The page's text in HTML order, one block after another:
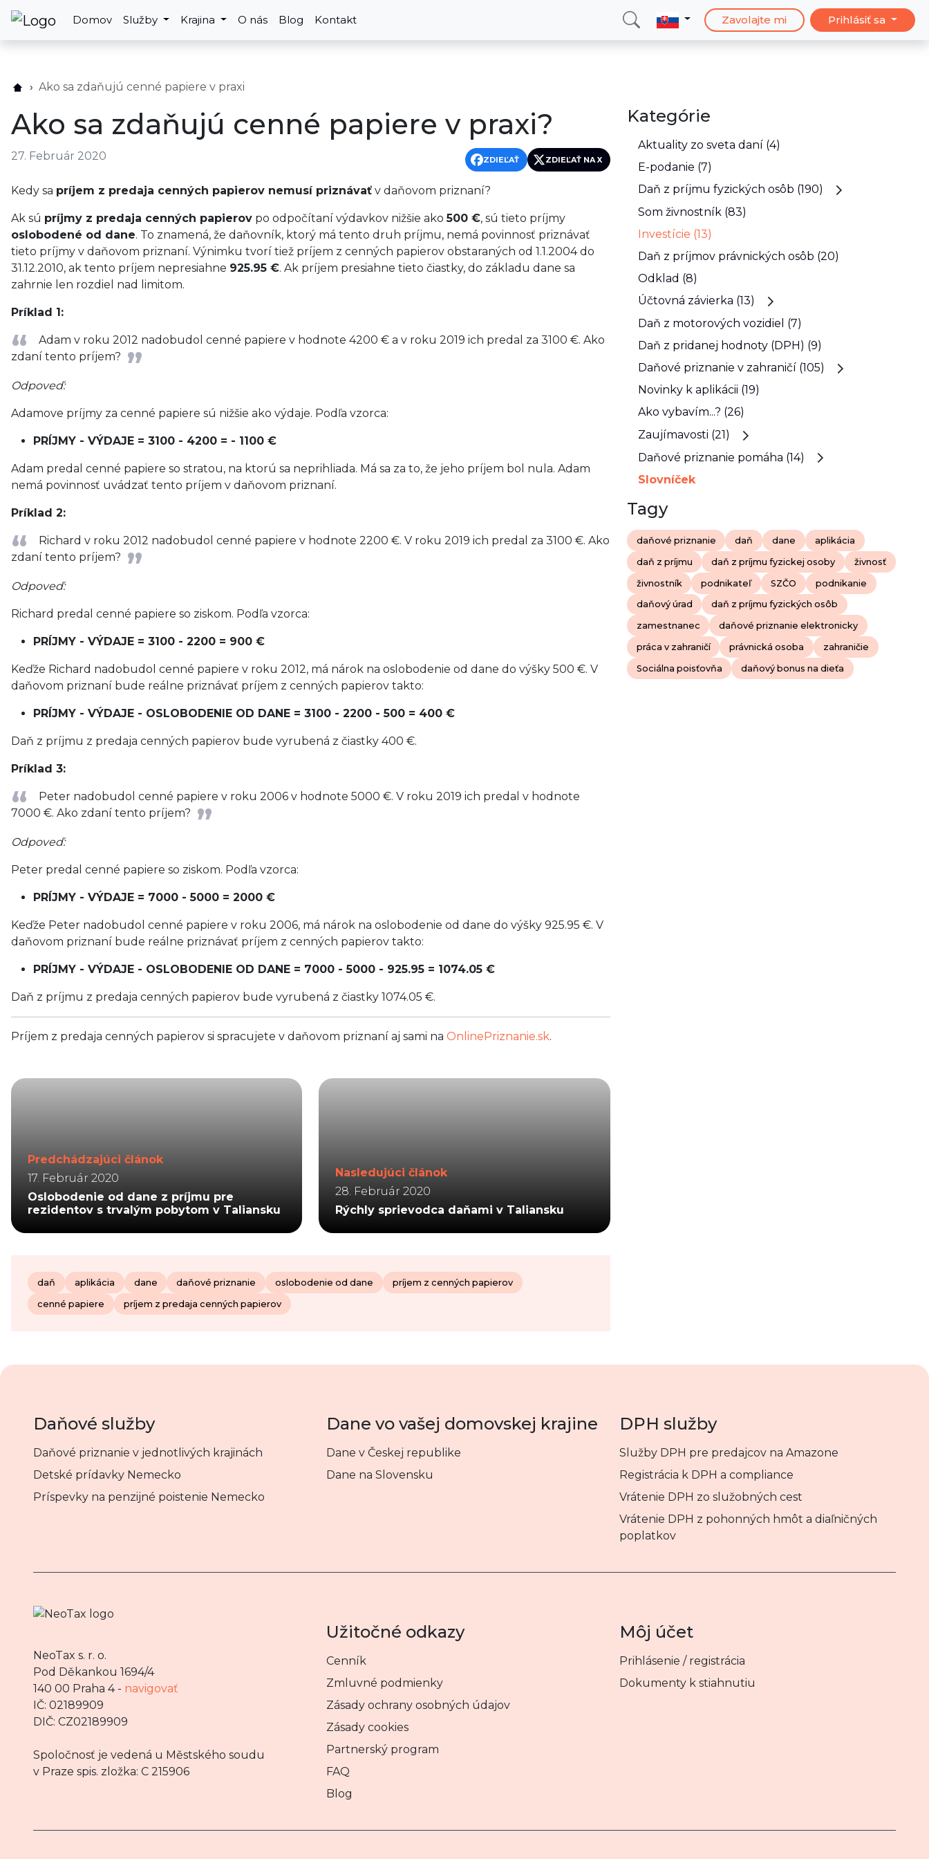
Domov Služby Krajina O nás Blog Kontakt Zavolajte mi Prihlásiť sa
Ako sa zdaňujú cenné papiere v praxi
Ako sa zdaňujú cenné papiere v praxi?
27. Február 2020 ZDIEĽAŤ ZDIEĽAŤ NA X
Kedy sa príjem z predaja cenných papierov nemusí priznávať v daňovom priznaní?
Ak sú príjmy z predaja cenných papierov po odpočítaní výdavkov nižšie ako500 €, sú tieto príjmy
oslobodené od dane. To znamená, že daňovník, ktorý má tento druh príjmu, nemá povinnosť priznávať
tieto príjmy v daňovom priznaní. Výnimku tvorí tiež príjem z cenných papierov obstaraných od 1.1.2004 do
31.12.2010, ak tento príjem nepresiahne 925.95 €. Ak príjem presiahne tieto čiastky, do základu dane sa
zahrnie len rozdiel nad limitom.
Príklad 1:
Adam v roku 2012 nadobudol cenné papiere v hodnote 4200 € a v roku 2019 ich predal za 3100 €. Ako
zdaní tento príjem?
Odpoveď:
Adamove príjmy za cenné papiere sú nižšie ako výdaje. Podľa vzorca:
PRÍJMY - VÝDAJE = 3100 - 4200 = - 1100 €
Adam predal cenné papiere so stratou, na ktorú sa neprihliada. Má sa za to, že jeho príjem bol nula. Adam
nemá povinnosť uvádzať tento príjem v daňovom priznaní.
Príklad 2:
Richard v roku 2012 nadobudol cenné papiere v hodnote 2200 €. V roku 2019 ich predal za 3100 €. Ako
zdaní tento príjem?
Odpoveď:
Richard predal cenné papiere so ziskom. Podľa vzorca:
PRÍJMY - VÝDAJE = 3100 - 2200 = 900 €
Keďže Richard nadobudol cenné papiere v roku 2012, má nárok na oslobodenie od dane do výšky 500 €. V
daňovom priznaní bude reálne priznávať príjem z cenných papierov takto:
PRÍJMY - VÝDAJE - OSLOBODENIE OD DANE = 3100 - 2200 - 500 = 400 €
Daň z príjmu z predaja cenných papierov bude vyrubená z čiastky 400 €.
Príklad 3:
Peter nadobudol cenné papiere v roku 2006 v hodnote 5000 €. V roku 2019 ich predal v hodnote
7000 €. Ako zdaní tento príjem?
Odpoveď:
Peter predal cenné papiere so ziskom. Podľa vzorca:
PRÍJMY - VÝDAJE = 7000 - 5000 = 2000 €
Keďže Peter nadobudol cenné papiere v roku 2006, má nárok na oslobodenie od dane do výšky 925.95 €. V
daňovom priznaní bude reálne priznávať príjem z cenných papierov takto:
PRÍJMY - VÝDAJE - OSLOBODENIE OD DANE = 7000 - 5000 - 925.95 = 1074.05 €
Daň z príjmu z predaja cenných papierov bude vyrubená z čiastky 1074.05 €.
Príjem z predaja cenných papierov si spracujete v daňovom priznaní aj sami na OnlinePriznanie.sk.
Predchádzajúci článok
17. Február 2020
Oslobodenie od dane z príjmu pre
rezidentov s trvalým pobytom v Taliansku
Nasledujúci článok
28. Február 2020
Rýchly sprievodca daňami v Taliansku
daň aplikácia dane daňové priznanie oslobodenie od dane príjem z cenných papierov
cenné papiere príjem z predaja cenných papierov
Kategórie
Aktuality zo sveta daní (4)
E-podanie (7)
Daň z príjmu fyzických osôb (190)
Som živnostník (83)
Investície (13)
Daň z príjmov právnických osôb (20)
Odklad (8)
Účtovná závierka (13)
Daň z motorových vozidiel (7)
Daň z pridanej hodnoty (DPH) (9)
Daňové priznanie v zahraničí (105)
Novinky k aplikácii (19)
Ako vybavím...? (26)
Zaujímavosti (21)
Daňové priznanie pomáha (14)
Slovníček
Tagy
daňové priznanie daň dane aplikácia
daň z príjmu daň z príjmu fyzickej osoby živnosť
živnostník podnikateľ SZČO podnikanie
daňový úrad daň z príjmu fyzických osôb
zamestnanec daňové priznanie elektronicky
práca v zahraničí právnická osoba zahraničie
Sociálna poisťovňa daňový bonus na dieťa
Daňové služby
Daňové priznanie v jednotlivých krajinách
Detské prídavky Nemecko
Príspevky na penzijné poistenie Nemecko
Dane vo vašej domovskej krajine
Dane v Českej republike
Dane na Slovensku
DPH služby
Služby DPH pre predajcov na Amazone
Registrácia k DPH a compliance
Vrátenie DPH zo služobných cest
Vrátenie DPH z pohonných hmôt a diaľničných
poplatkov
NeoTax s. r. o.
Pod Děkankou 1694/4
140 00 Praha 4 - navigovať
IČ: 02189909
DIČ: CZ02189909
Spoločnosť je vedená u Městského soudu
v Praze spis. zložka: C 215906
Užitočné odkazy
Cenník
Zmluvné podmienky
Zásady ochrany osobných údajov
Zásady cookies
Partnerský program
FAQ
Blog
Môj účet
Prihlásenie / registrácia
Dokumenty k stiahnutiu